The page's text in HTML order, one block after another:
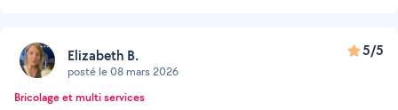
Elizabeth B.
posté le 08 mars 2026
5/5
Bricolage et multi services